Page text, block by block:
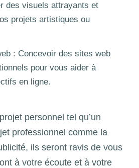
des visuels attrayants et
projets artistiques ou
: Concevoir des sites web
pour vous aider à
en ligne.
personnel tel qu’un
professionnel comme la
ils seront ravis de vous
à votre écoute et à votre